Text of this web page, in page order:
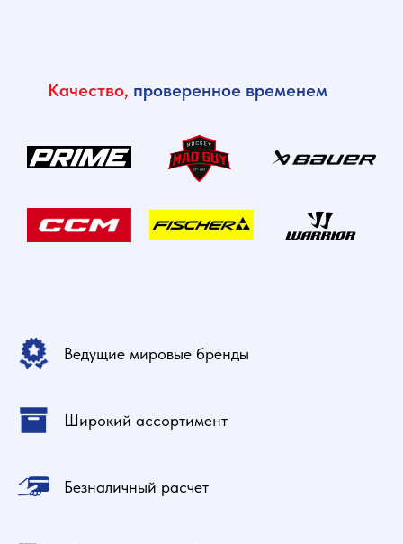
Качество, проверенное временем
Ведущие мировые бренды
Широкий ассортимент
Безналичный расчет